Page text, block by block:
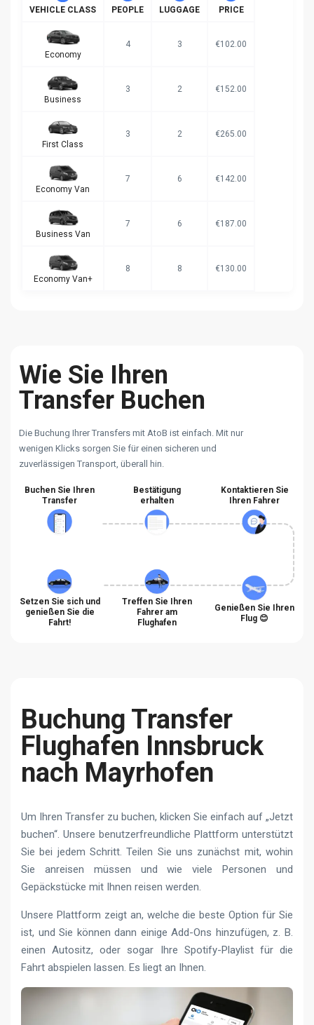
VEHICLE CLASS PEOPLE LUGGAGE PRICE
Economy
4 3 €102.00
Business
3 2 €152.00
First Class
3 2 €265.00
Economy Van
7 6 €142.00
Business Van
7 6 €187.00
Economy Van+
8 8 €130.00
Wie Sie Ihren
Transfer Buchen
Die Buchung Ihrer Transfers mit AtoB ist einfach. Mit nur
wenigen Klicks sorgen Sie für einen sicheren und
zuverlässigen Transport, überall hin.
Buchen Sie Ihren
Transfer
Bestätigung
erhalten
Kontaktieren Sie
Ihren Fahrer
Setzen Sie sich und
genießen Sie die
Fahrt!
Treffen Sie Ihren
Fahrer am
Flughafen
Genießen Sie Ihren
Flug 😊
Buchung Transfer
Flughafen Innsbruck
nach Mayrhofen
Um Ihren Transfer zu buchen, klicken Sie einfach auf „Jetzt
buchen“. Unsere benutzerfreundliche Plattform unterstützt
Sie bei jedem Schritt. Teilen Sie uns zunächst mit, wohin
Sie anreisen müssen und wie viele Personen und
Gepäckstücke mit Ihnen reisen werden.
Unsere Plattform zeigt an, welche die beste Option für Sie
ist, und Sie können dann einige Add-Ons hinzufügen, z. B.
einen Autositz, oder sogar Ihre Spotify-Playlist für die
Fahrt abspielen lassen. Es liegt an Ihnen.